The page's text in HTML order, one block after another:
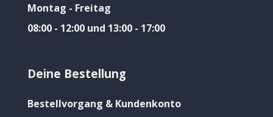
Montag - Freitag
08:00 - 12:00 und 13:00 - 17:00
Deine Bestellung
Bestellvorgang & Kundenkonto